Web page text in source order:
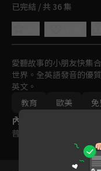
已完結 / 共 36 集
愛聽故事的小朋友快集
世界。全英語發音的優
英文。
教育
歐美
內容標籤
普遍級